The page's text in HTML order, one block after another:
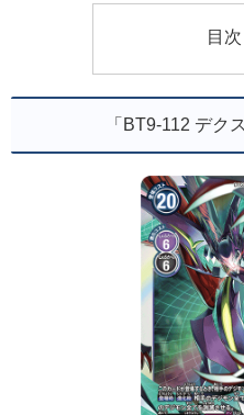
目次
「BT9-112 デク